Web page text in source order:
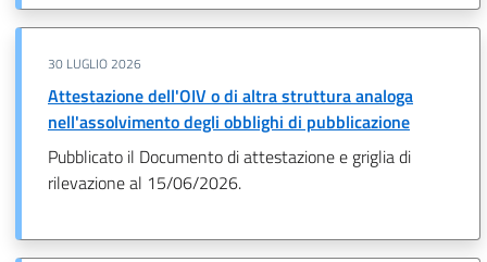
30 LUGLIO 2026
Attestazione dell'OIV o di altra struttura analoga
nell'assolvimento degli obblighi di pubblicazione
Pubblicato il Documento di attestazione e griglia di
rilevazione al 15/06/2026.